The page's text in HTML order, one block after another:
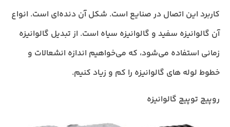
کاربرد این اتصال در صنایع است. شکل آن دنده‌ای است. انواع
آن گالوانیزه سفید و گالوانیزه سیاه است. از تبدیل گالوانیزه
زمانی استفاده می‌شود، که می‌خواهیم اندازه انشعالات و
خطوط لوله های گالوانیزه را کم و زیاد کنیم.
روپیچ توپیچ گالوانیزه